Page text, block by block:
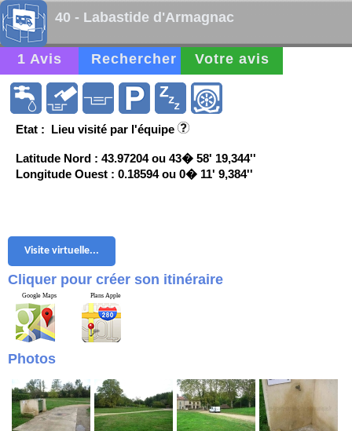
40 - Labastide d'Armagnac
1 Avis Rechercher Votre avis
Etat : Lieu visité par l'équipe
Latitude Nord : 43.97204 ou 43� 58' 19,344''
Longitude Ouest : 0.18594 ou 0� 11' 9,384''
Visite virtuelle...
Cliquer pour créer son itinéraire
Google Maps Plans Apple
Photos